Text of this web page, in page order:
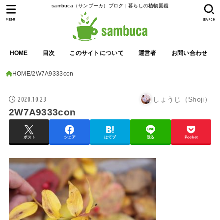
sambuca（サンブーカ）ブログ | 暮らしの植物図鑑
HOME 目次 このサイトについて 運営者 お問い合わせ
SEARCH
MENU
HOME 2W7A9333con
2020.10.23 しょうじ（Shoji）
2W7A9333con
ポスト シェア はてブ 送る Pocket